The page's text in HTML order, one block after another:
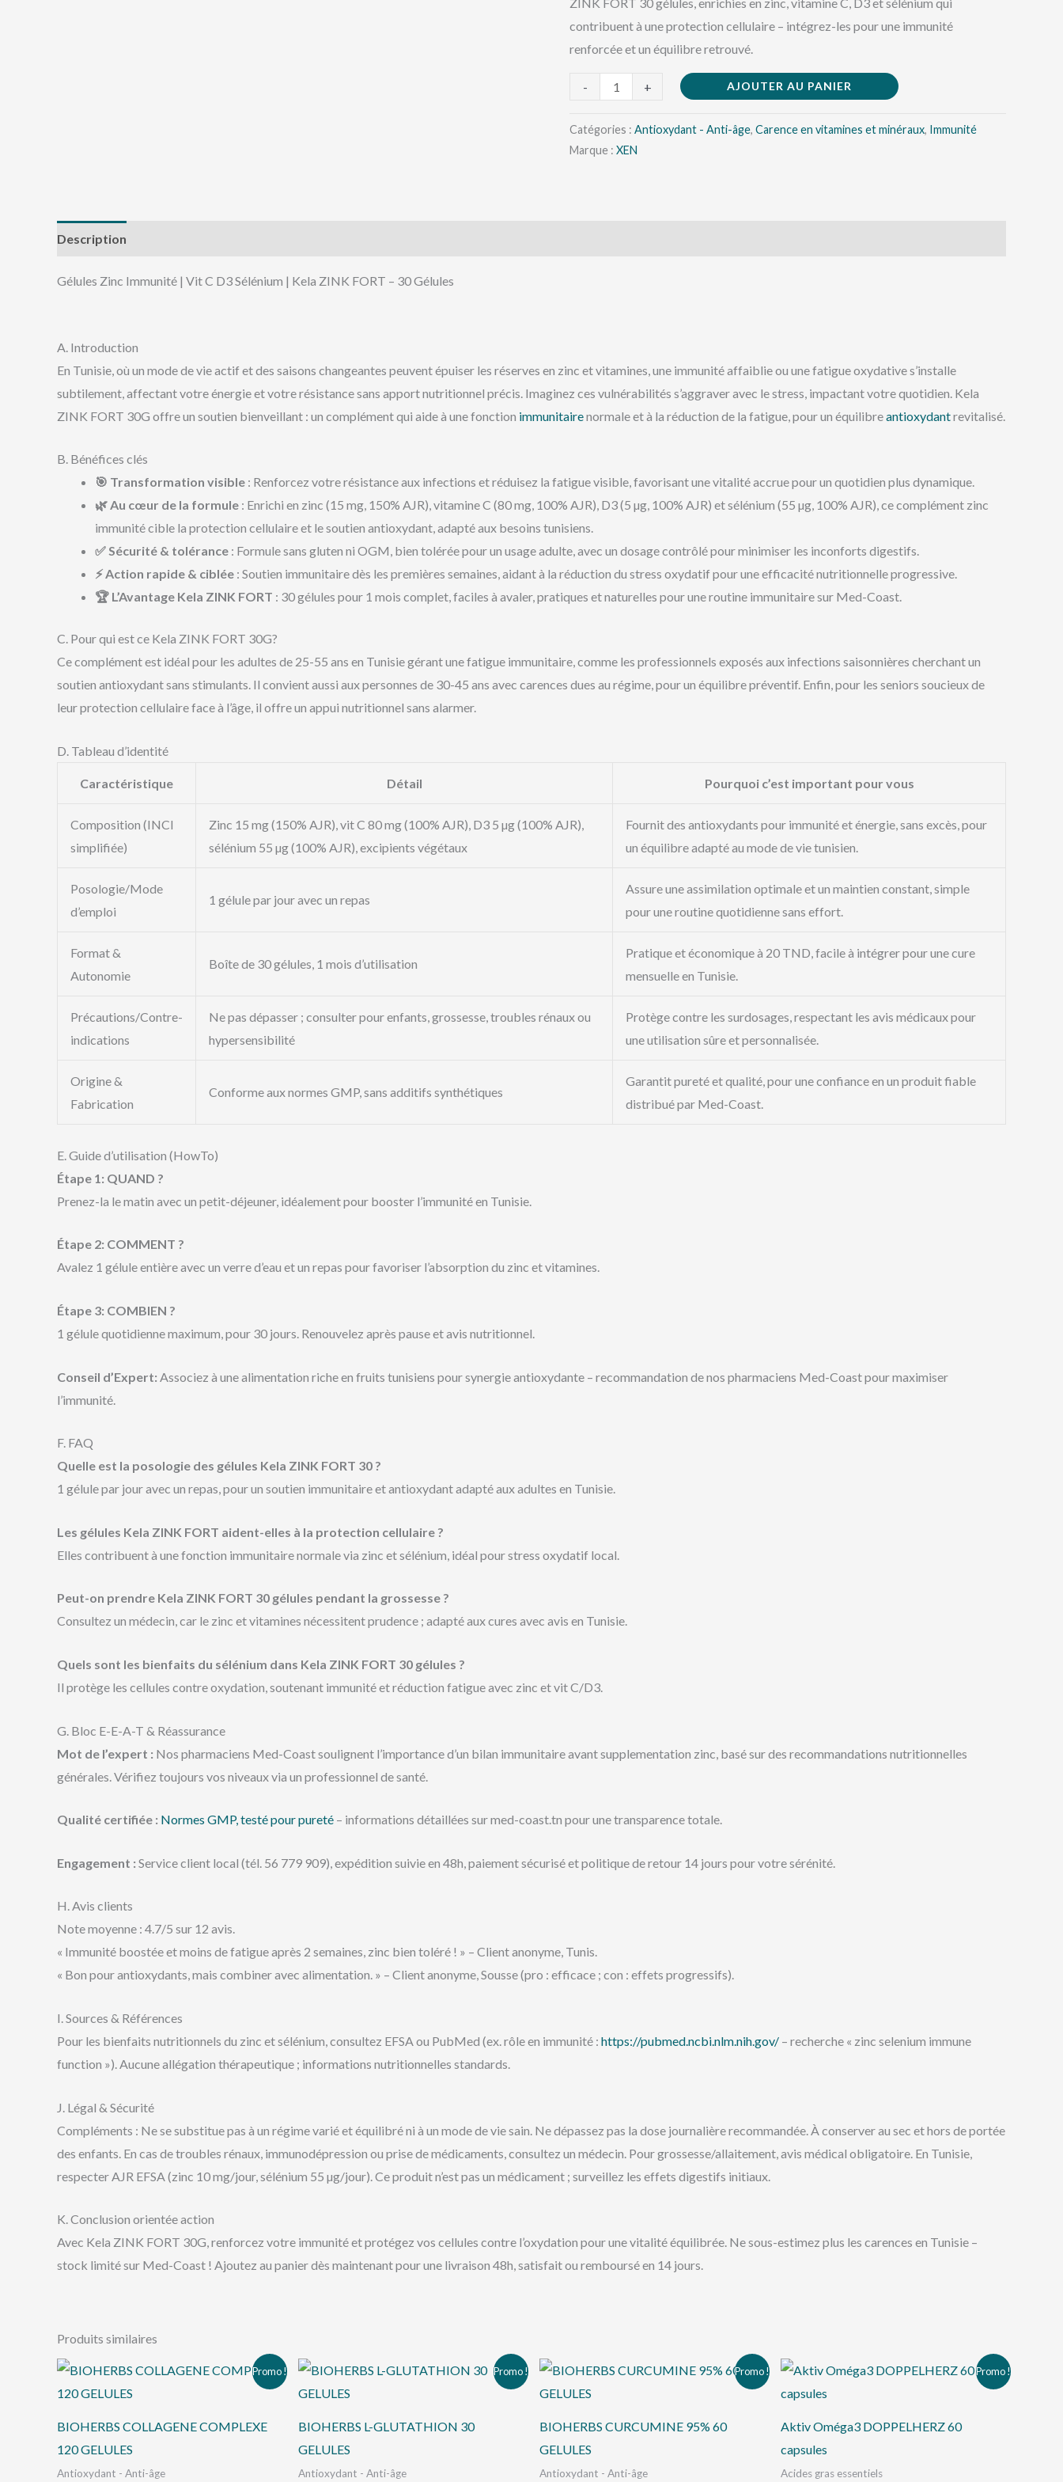
contribuent à une protection cellulaire – intégrez-les pour une immunité
renforcée et un équilibre retrouvé.
- + AJOUTER AU PANIER
Catégories : Antioxydant - Anti-âge, Carence en vitamines et minéraux, Immunité
Marque : XEN
Description
Gélules Zinc Immunité | Vit C D3 Sélénium | Kela ZINK FORT – 30 Gélules
A. Introduction
En Tunisie, où un mode de vie actif et des saisons changeantes peuvent épuiser les réserves en zinc et vitamines, une immunité affaiblie ou une fatigue oxydative s’installe
subtilement, affectant votre énergie et votre résistance sans apport nutritionnel précis. Imaginez ces vulnérabilités s’aggraver avec le stress, impactant votre quotidien. Kela
ZINK FORT 30G offre un soutien bienveillant : un complément qui aide à une fonction immunitairenormale et à la réduction de la fatigue, pour un équilibreantioxydantrevitalisé.
B. Bénéfices clés
🎯 Transformation visible : Renforcez votre résistance aux infections et réduisez la fatigue visible, favorisant une vitalité accrue pour un quotidien plus dynamique.
🌿 Au cœur de la formule : Enrichi en zinc (15 mg, 150% AJR), vitamine C (80 mg, 100% AJR), D3 (5 µg, 100% AJR) et sélénium (55 µg, 100% AJR), ce complément zinc
immunité cible la protection cellulaire et le soutien antioxydant, adapté aux besoins tunisiens.
✅ Sécurité & tolérance : Formule sans gluten ni OGM, bien tolérée pour un usage adulte, avec un dosage contrôlé pour minimiser les inconforts digestifs.
⚡ Action rapide & ciblée : Soutien immunitaire dès les premières semaines, aidant à la réduction du stress oxydatif pour une efficacité nutritionnelle progressive.
🏆 L’Avantage Kela ZINK FORT : 30 gélules pour 1 mois complet, faciles à avaler, pratiques et naturelles pour une routine immunitaire sur Med-Coast.
C. Pour qui est ce Kela ZINK FORT 30G?
Ce complément est idéal pour les adultes de 25-55 ans en Tunisie gérant une fatigue immunitaire, comme les professionnels exposés aux infections saisonnières cherchant un
soutien antioxydant sans stimulants. Il convient aussi aux personnes de 30-45 ans avec carences dues au régime, pour un équilibre préventif. Enfin, pour les seniors soucieux de
leur protection cellulaire face à l’âge, il offre un appui nutritionnel sans alarmer.
D. Tableau d’identité
Caractéristique Détail Pourquoi c’est important pour vous
Composition (INCI
simplifiée)
Zinc 15 mg (150% AJR), vit C 80 mg (100% AJR), D3 5 µg (100% AJR),
sélénium 55 µg (100% AJR), excipients végétaux
Fournit des antioxydants pour immunité et énergie, sans excès, pour
un équilibre adapté au mode de vie tunisien.
Posologie/Mode
d’emploi
1 gélule par jour avec un repas
Assure une assimilation optimale et un maintien constant, simple
pour une routine quotidienne sans effort.
Format &
Autonomie
Boîte de 30 gélules, 1 mois d’utilisation
Pratique et économique à 20 TND, facile à intégrer pour une cure
mensuelle en Tunisie.
Précautions/Contre-
indications
Ne pas dépasser ; consulter pour enfants, grossesse, troubles rénaux ou
hypersensibilité
Protège contre les surdosages, respectant les avis médicaux pour
une utilisation sûre et personnalisée.
Origine &
Fabrication
Conforme aux normes GMP, sans additifs synthétiques
Garantit pureté et qualité, pour une confiance en un produit fiable
distribué par Med-Coast.
E. Guide d’utilisation (HowTo)
Étape 1: QUAND ?
Prenez-la le matin avec un petit-déjeuner, idéalement pour booster l’immunité en Tunisie.
Étape 2: COMMENT ?
Avalez 1 gélule entière avec un verre d’eau et un repas pour favoriser l’absorption du zinc et vitamines.
Étape 3: COMBIEN ?
1 gélule quotidienne maximum, pour 30 jours. Renouvelez après pause et avis nutritionnel.
Conseil d’Expert: Associez à une alimentation riche en fruits tunisiens pour synergie antioxydante – recommandation de nos pharmaciens Med-Coast pour maximiser
l’immunité.
F. FAQ
Quelle est la posologie des gélules Kela ZINK FORT 30 ?
1 gélule par jour avec un repas, pour un soutien immunitaire et antioxydant adapté aux adultes en Tunisie.
Les gélules Kela ZINK FORT aident-elles à la protection cellulaire ?
Elles contribuent à une fonction immunitaire normale via zinc et sélénium, idéal pour stress oxydatif local.
Peut-on prendre Kela ZINK FORT 30 gélules pendant la grossesse ?
Consultez un médecin, car le zinc et vitamines nécessitent prudence ; adapté aux cures avec avis en Tunisie.
Quels sont les bienfaits du sélénium dans Kela ZINK FORT 30 gélules ?
Il protège les cellules contre oxydation, soutenant immunité et réduction fatigue avec zinc et vit C/D3.
G. Bloc E-E-A-T & Réassurance
Mot de l’expert : Nos pharmaciens Med-Coast soulignent l’importance d’un bilan immunitaire avant supplementation zinc, basé sur des recommandations nutritionnelles
générales. Vérifiez toujours vos niveaux via un professionnel de santé.
Qualité certifiée : Normes GMP, testé pour pureté – informations détaillées sur med-coast.tn pour une transparence totale.
Engagement : Service client local (tél. 56 779 909), expédition suivie en 48h, paiement sécurisé et politique de retour 14 jours pour votre sérénité.
H. Avis clients
Note moyenne : 4.7/5 sur 12 avis.
« Immunité boostée et moins de fatigue après 2 semaines, zinc bien toléré ! » – Client anonyme, Tunis.
« Bon pour antioxydants, mais combiner avec alimentation. » – Client anonyme, Sousse (pro : efficace ; con : effets progressifs).
I. Sources & Références
Pour les bienfaits nutritionnels du zinc et sélénium, consultez EFSA ou PubMed (ex. rôle en immunité : https://pubmed.ncbi.nlm.nih.gov/ – recherche « zinc selenium immune
function »). Aucune allégation thérapeutique ; informations nutritionnelles standards.
J. Légal & Sécurité
Compléments : Ne se substitue pas à un régime varié et équilibré ni à un mode de vie sain. Ne dépassez pas la dose journalière recommandée. À conserver au sec et hors de portée
des enfants. En cas de troubles rénaux, immunodépression ou prise de médicaments, consultez un médecin. Pour grossesse/allaitement, avis médical obligatoire. En Tunisie,
respecter AJR EFSA (zinc 10 mg/jour, sélénium 55 µg/jour). Ce produit n’est pas un médicament ; surveillez les effets digestifs initiaux.
K. Conclusion orientée action
Avec Kela ZINK FORT 30G, renforcez votre immunité et protégez vos cellules contre l’oxydation pour une vitalité équilibrée. Ne sous-estimez plus les carences en Tunisie –
stock limité sur Med-Coast ! Ajoutez au panier dès maintenant pour une livraison 48h, satisfait ou remboursé en 14 jours.
Produits similaires
Promo !
BIOHERBS COLLAGENE COMPLEXE
120 GELULES
Antioxydant - Anti-âge
Le
prix
initial
د.ت 65,000.
Le
prix
د.ت 60,000.
Promo !
BIOHERBS L-GLUTATHION 30
GELULES
Antioxydant - Anti-âge
Le
prix
د.ت 51,000.
Le
prix
د.ت 48,000.
Promo !
BIOHERBS CURCUMINE 95% 60
GELULES
Antioxydant - Anti-âge
Le
prix
د.ت 46,000.
Le
prix
د.ت 41,000.
Promo !
Aktiv Oméga3 DOPPELHERZ 60
capsules
Acides gras essentiels
prix
د.ت 56,000.
Le
prix
د.ت 51,000.